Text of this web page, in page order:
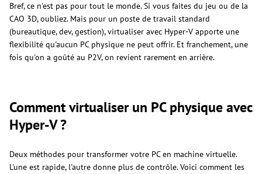
Bref, ce n'est pas pour tout le monde. Si vous faites du jeu ou de la
CAO 3D, oubliez. Mais pour un poste de travail standard
(bureautique, dev, gestion), virtualiser avec Hyper-V apporte une
flexibilité qu'aucun PC physique ne peut offrir. Et franchement, une
fois qu'on a goûté au P2V, on revient rarement en arrière.
Comment virtualiser un PC physique avec
Hyper-V ?
Deux méthodes pour transformer votre PC en machine virtuelle.
L'une est rapide, l'autre donne plus de contrôle. Voici comment les